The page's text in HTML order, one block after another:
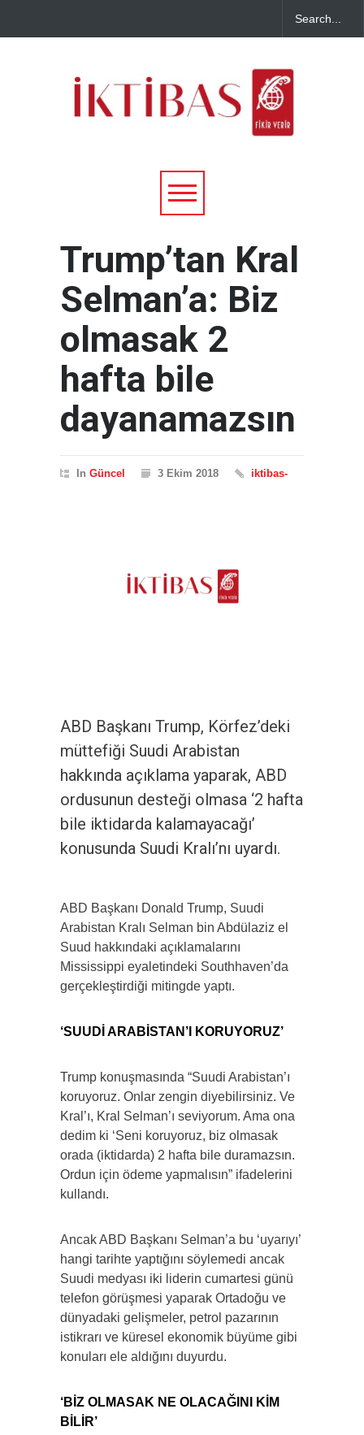
Trump’tan Kral
Selman’a: Biz
olmasak 2
hafta bile
dayanamazsın
In Güncel 3 Ekim 2018 iktibas-
ABD Başkanı Trump, Körfez’deki
müttefiği Suudi Arabistan
hakkında açıklama yaparak, ABD
ordusunun desteği olmasa ‘2 hafta
bile iktidarda kalamayacağı’
konusunda Suudi Kralı’nı uyardı.
ABD Başkanı Donald Trump, Suudi
Arabistan Kralı Selman bin Abdülaziz el
Suud hakkındaki açıklamalarını
Mississippi eyaletindeki Southhaven’da
gerçekleştirdiği mitingde yaptı.
‘SUUDİ ARABİSTAN’I KORUYORUZ’
Trump konuşmasında “Suudi Arabistan’ı
koruyoruz. Onlar zengin diyebilirsiniz. Ve
Kral’ı, Kral Selman’ı seviyorum. Ama ona
dedim ki ‘Seni koruyoruz, biz olmasak
orada (iktidarda) 2 hafta bile duramazsın.
Ordun için ödeme yapmalısın” ifadelerini
kullandı.
Ancak ABD Başkanı Selman’a bu ‘uyarıyı’
hangi tarihte yaptığını söylemedi ancak
Suudi medyası iki liderin cumartesi günü
telefon görüşmesi yaparak Ortadoğu ve
dünyadaki gelişmeler, petrol pazarının
istikrarı ve küresel ekonomik büyüme gibi
konuları ele aldığını duyurdu.
‘BİZ OLMASAK NE OLACAĞINI KİM
BİLİR’